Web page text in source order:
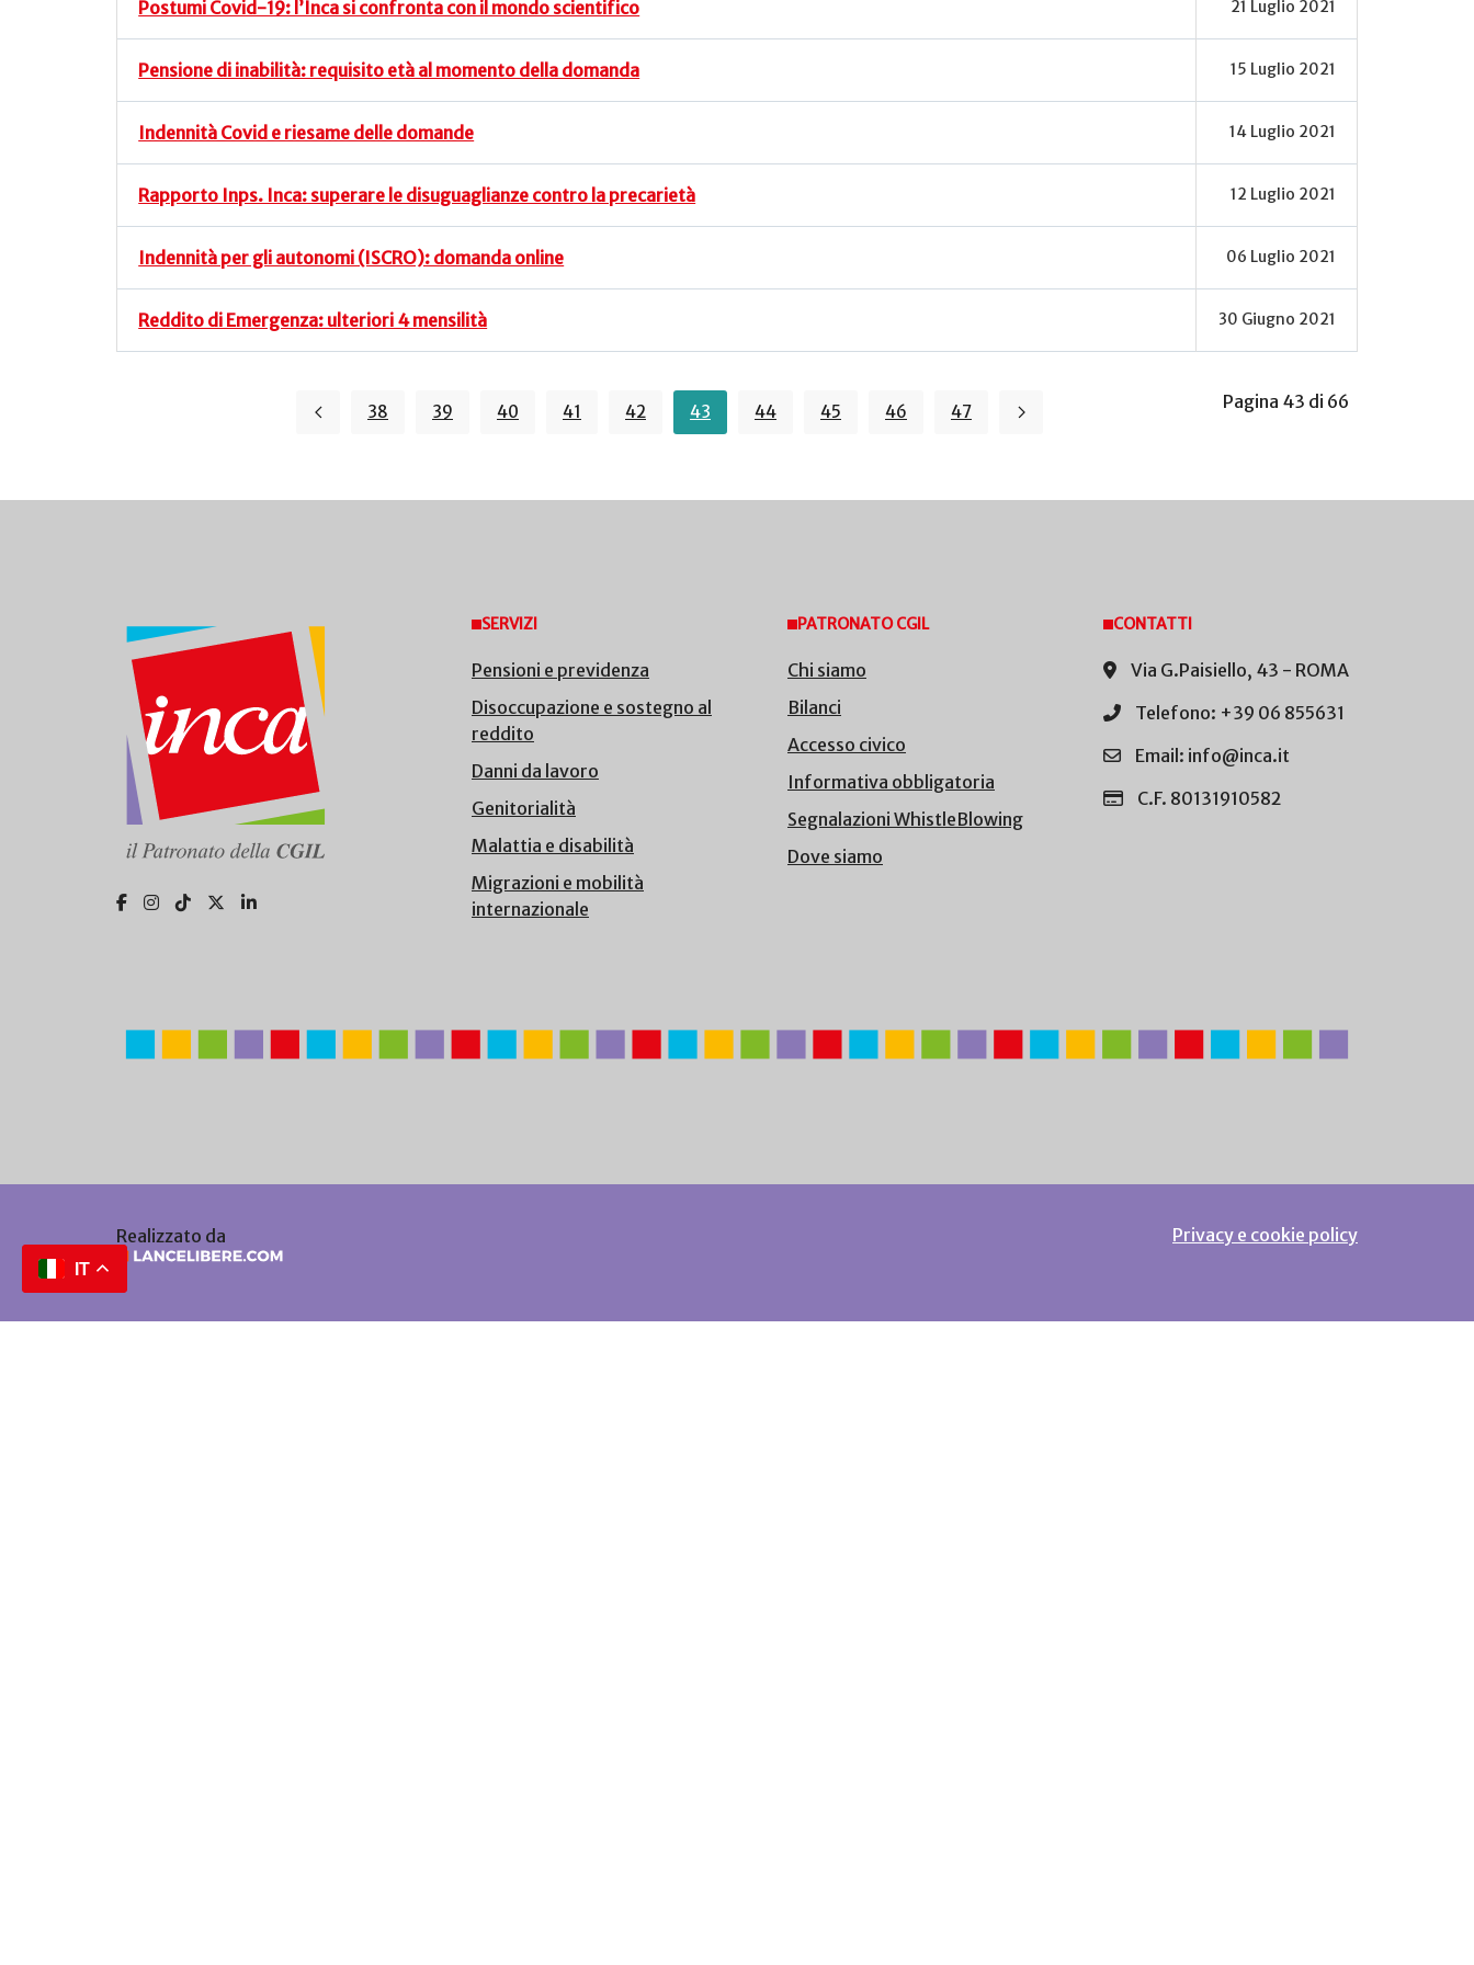
Postumi Covid-19: l’Inca si confronta con il mondo scientifico 21 Luglio 2021
Pensione di inabilità: requisito età al momento della domanda 15 Luglio 2021
Indennità Covid e riesame delle domande 14 Luglio 2021
Rapporto Inps. Inca: superare le disuguaglianze contro la precarietà 12 Luglio 2021
Indennità per gli autonomi (ISCRO): domanda online 06 Luglio 2021
Reddito di Emergenza: ulteriori 4 mensilità 30 Giugno 2021
Pagina 43 di 66
38 39 40 41 42 43 44 45 46 47
SERVIZI
Pensioni e previdenza
Disoccupazione e sostegno al
reddito
Danni da lavoro
Genitorialità
Malattia e disabilità
Migrazioni e mobilità
internazionale
PATRONATO CGIL
Chi siamo
Bilanci
Accesso civico
Informativa obbligatoria
Segnalazioni WhistleBlowing
Dove siamo
CONTATTI
Via G.Paisiello, 43 - ROMA
Telefono: +39 06 855631
Email: info@inca.it
C.F. 80131910582
Realizzato da Privacy e cookie policy
IT